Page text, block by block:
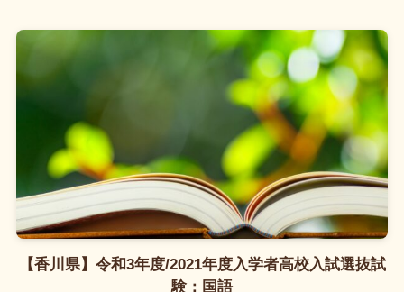
【香川県】令和3年度/2021年度入学者高校入試選抜試
験：国語